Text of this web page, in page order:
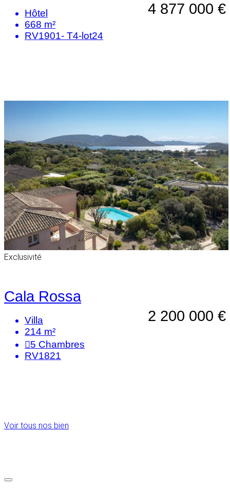
4 877 000 €
Hôtel
668 m²
RV1901- T4-lot24
Exclusivité
Cala Rossa
2 200 000 €
Villa
214 m²
5 Chambres
RV1821
Voir tous nos bien